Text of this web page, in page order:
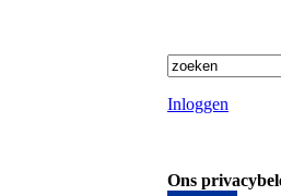
Inloggen
Ons